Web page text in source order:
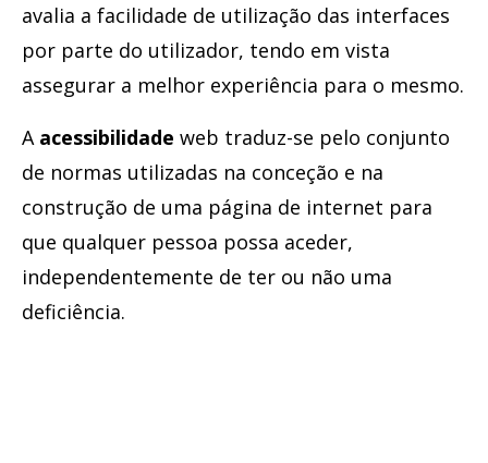
avalia a facilidade de utilização das interfaces
por parte do utilizador, tendo em vista
assegurar a melhor experiência para o mesmo.
A acessibilidade web traduz-se pelo conjunto
de normas utilizadas na conceção e na
construção de uma página de internet para
que qualquer pessoa possa aceder,
independentemente de ter ou não uma
deficiência.